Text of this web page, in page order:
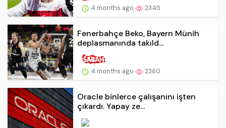
4 months ago 2345
Fenerbahçe Beko, Bayern Münih
deplasmanında takıld...
4 months ago 2360
Oracle binlerce çalışanını işten
çıkardı. Yapay ze...